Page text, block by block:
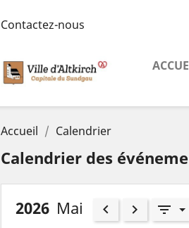
Contactez-nous
Accueil Calendrier
Calendrier des
2026 Mai keyboard_arrow_left keyboard_arrow_right filter_list